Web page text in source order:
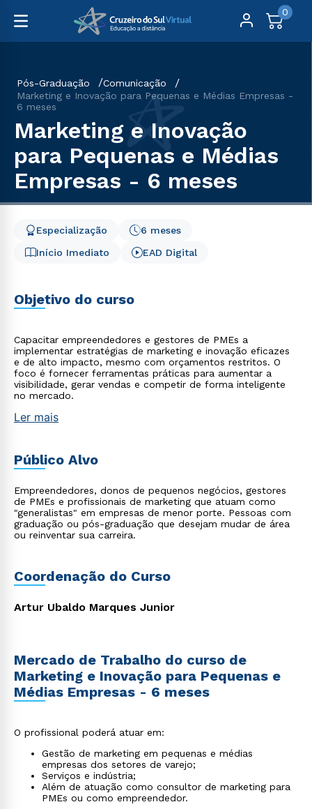
0
Pós-Graduação
Comunicação
Marketing e Inovação para Pequenas e Médias Empresas -
6 meses
Marketing e Inovação
para Pequenas e Médias
Empresas - 6 meses
Início Imediato
6 meses
Especialização
EAD Digital
Objetivo do curso
Capacitar empreendedores e gestores de PMEs a
implementar estratégias de marketing e inovação eficazes
e de alto impacto, mesmo com orçamentos restritos. O
foco é fornecer ferramentas práticas para aumentar a
visibilidade, gerar vendas e competir de forma inteligente
no mercado.
Ler mais
Público Alvo
Empreendedores, donos de pequenos negócios, gestores
de PMEs e profissionais de marketing que atuam como
"generalistas" em empresas de menor porte. Pessoas com
graduação ou pós-graduação que desejam mudar de área
ou reinventar sua carreira.
Coordenação do Curso
Artur Ubaldo Marques Junior
Mercado de Trabalho do curso de
Marketing e Inovação para Pequenas e
Médias Empresas - 6 meses
O profissional poderá atuar em:
Gestão de marketing em pequenas e médias
empresas dos setores de varejo;
Serviços e indústria;
Além de atuação como consultor de marketing para
PMEs ou como empreendedor.